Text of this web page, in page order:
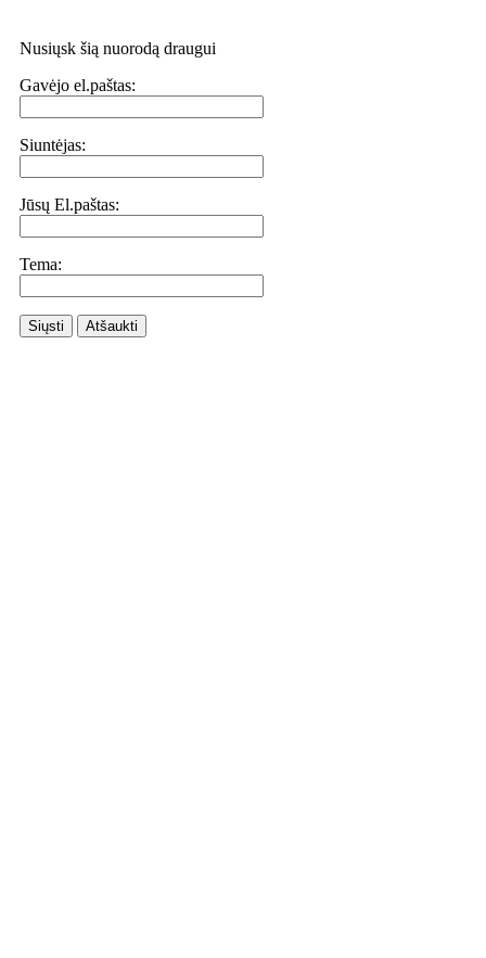
Nusiųsk šią nuorodą draugui
Gavėjo el.paštas:
Siuntėjas:
Jūsų El.paštas:
Tema:
Siųsti Atšaukti